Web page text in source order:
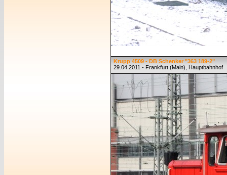
Krupp 4509 - DB Schenker "363 189-2"
29.04.2011 - Frankfurt (Main), Hauptbahnhof